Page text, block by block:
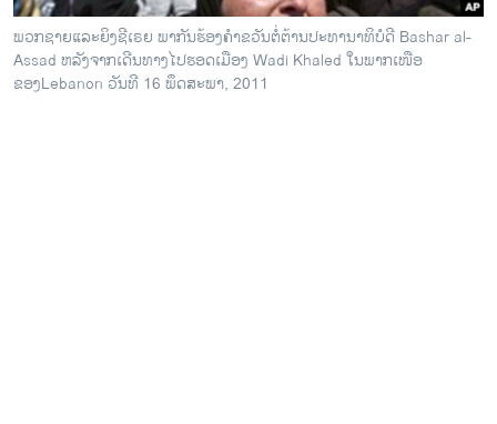
ວີດີໂອ
ສຽງ
ລາຍການກະຈາຍສຽງ
ພວກຊາຍແລະຍິງຊີເຣຍ ພາກັນຮ້ອງຄໍາຂວັນຕໍ່ຕ້ານປະທານາທິບໍດີ Bashar al-
Assad ຫລັງຈາກເດີນທາງໄປຮອດເມືອງ Wadi Khaled ໃນພາກເໜືອ
ຂອງLebanon ວັນທີ 16 ພຶດສະພາ, 2011